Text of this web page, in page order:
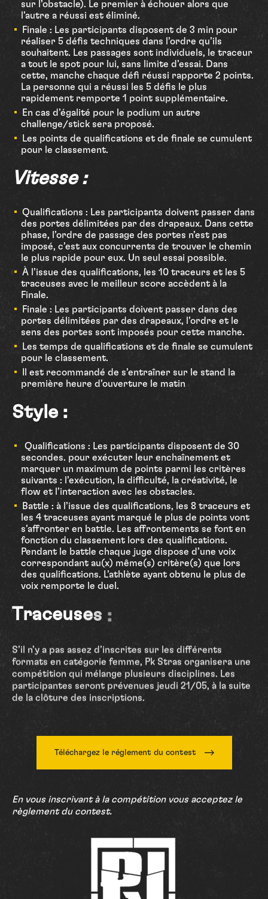
sur l’obstacle). Le premier à échouer alors que
l’autre a réussi est éliminé.
Finale : Les participants disposent de 3 min pour
réaliser 5 défis techniques dans l’ordre qu’ils
souhaitent. Les passages sont individuels, le traceur
a tout le spot pour lui, sans limite d’essai. Dans
cette, manche chaque défi réussi rapporte 2 points.
La personne qui a réussi les 5 défis le plus
rapidement remporte 1 point supplémentaire.
En cas d’égalité pour le podium un autre
challenge/stick sera proposé.
Les points de qualifications et de finale se cumulent
pour le classement.
Vitesse :
Qualifications : Les participants doivent passer dans
des portes délimitées par des drapeaux. Dans cette
phase, l’ordre de passage des portes n’est pas
imposé, c’est aux concurrents de trouver le chemin
le plus rapide pour eux. Un seul essai possible.
À l’issue des qualifications, les 10 traceurs et les 5
traceuses avec le meilleur score accèdent à la
Finale.
Finale : Les participants doivent passer dans des
portes délimitées par des drapeaux, l’ordre et le
sens des portes sont imposés pour cette manche.
Les temps de qualifications et de finale se cumulent
pour le classement.
Il est recommandé de s’entraîner sur le stand la
première heure d’ouverture le matin
Style :
Qualifications : Les participants disposent de 30
secondes. pour exécuter leur enchaînement et
marquer un maximum de points parmi les critères
suivants : l’exécution, la difficulté, la créativité, le
flow et l’interaction avec les obstacles.
Battle : à l’issue des qualifications, les 8 traceurs et
les 4 traceuses ayant marqué le plus de points vont
s’affronter en battle. Les affrontements se font en
fonction du classement lors des qualifications.
Pendant le battle chaque juge dispose d’une voix
correspondant au(x) même(s) critère(s) que lors
des qualifications. L’athlète ayant obtenu le plus de
voix remporte le duel.
Traceuses :
S’il n’y a pas assez d’inscrites sur les différents
formats en catégorie femme, Pk Stras organisera une
compétition qui mélange plusieurs disciplines. Les
participantes seront prévenues jeudi 21/05, à la suite
de la clôture des inscriptions.
Téléchargez le réglement du contest
En vous inscrivant à la compétition vous acceptez le
règlement du contest.